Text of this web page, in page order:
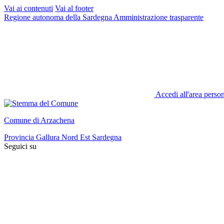
Vai ai contenuti Vai al footer
Regione autonoma della Sardegna Amministrazione trasparente
Accedi all'area
Comune di Arzachena
Provincia Gallura Nord Est Sardegna
Seguici su